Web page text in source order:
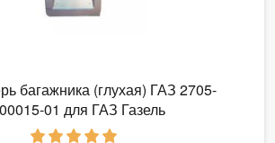
багажника (глухая) ГАЗ 2705-
01 для ГАЗ Газель